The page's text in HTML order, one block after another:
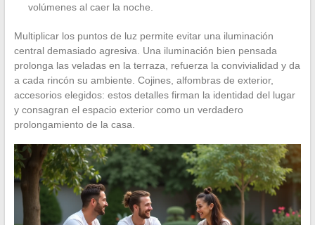
volúmenes al caer la noche.
Multiplicar los puntos de luz permite evitar una iluminación
central demasiado agresiva. Una iluminación bien pensada
prolonga las veladas en la terraza, refuerza la convivialidad y da
a cada rincón su ambiente. Cojines, alfombras de exterior,
accesorios elegidos: estos detalles firman la identidad del lugar
y consagran el espacio exterior como un verdadero
prolongamiento de la casa.